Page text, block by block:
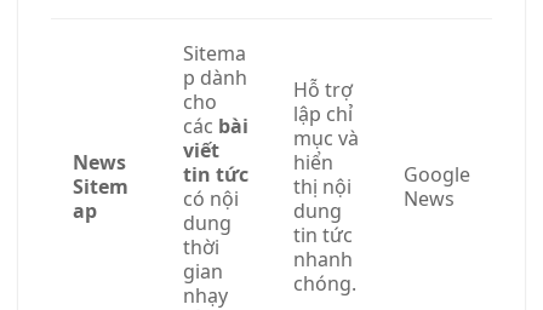
News
Sitem
ap
Sitema
p dành
cho
các bài
viết
tin tức
có nội
dung
thời
gian
nhạy
Hỗ trợ
lập chỉ
mục và
hiển
thị nội
dung
tin tức
nhanh
chóng.
Google
News